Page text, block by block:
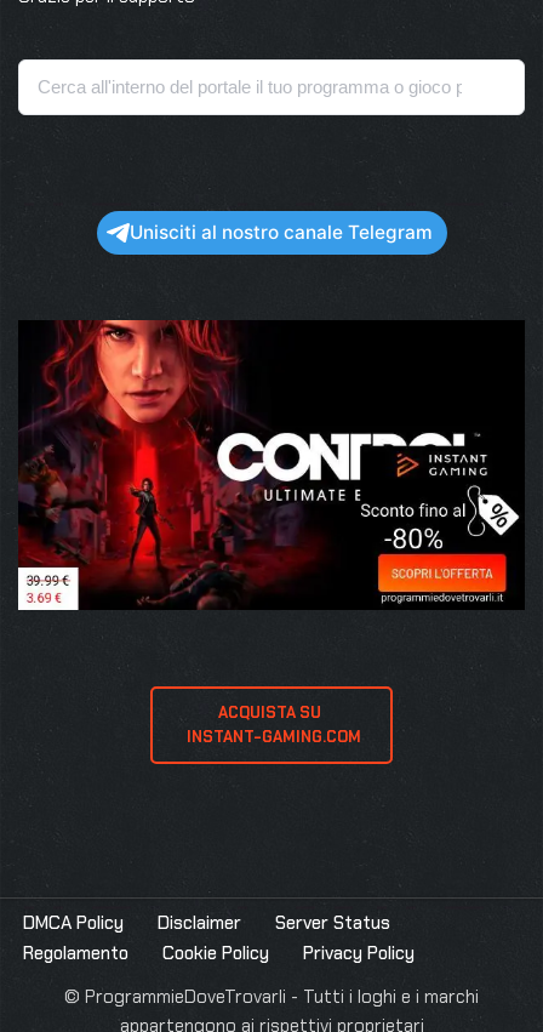
Unisciti al nostro canale Telegram
ACQUISTA SU
INSTANT-GAMING.COM
DMCA Policy Disclaimer
Server Status
Regolamento
Cookie Policy
Privacy Policy
© ProgrammieDoveTrovarli - Tutti i loghi e i marchi
appartengono ai rispettivi proprietari